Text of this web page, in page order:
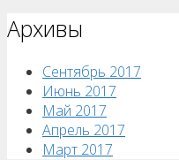
Архивы
Сентябрь 2017
Июнь 2017
Май 2017
Апрель 2017
Март 2017